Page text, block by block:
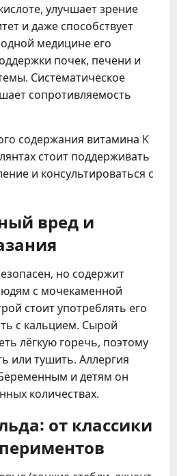
улучшает зрение
и даже способствует
медицине его
почек, печени и
Систематическое
сопротивляемость
содержания витамина K
стоит поддерживать
и консультироваться с
вред и
но содержит
с мочекаменной
стоит употреблять его
с кальцием. Сырой
лёгкую горечь, поэтому
или тушить. Аллергия
и детям он
количествах.
от классики